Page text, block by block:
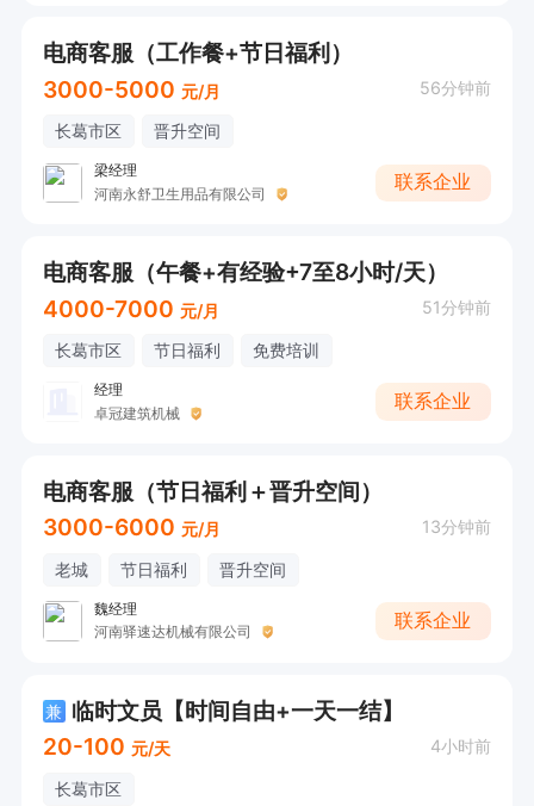
电商客服（工作餐+节日福利）
3000-5000 元/月 56分钟前
长葛市区 晋升空间
梁经理
河南永舒卫生用品有限公司
联系企业
电商客服（午餐+有经验+7至8小时/天）
4000-7000 元/月 51分钟前
长葛市区 节日福利 免费培训
经理
卓冠建筑机械
联系企业
电商客服（节日福利＋晋升空间）
3000-6000 元/月 13分钟前
老城 节日福利 晋升空间
魏经理
河南驿速达机械有限公司
联系企业
兼 临时文员【时间自由+一天一结】
20-100 元/天 4小时前
长葛市区